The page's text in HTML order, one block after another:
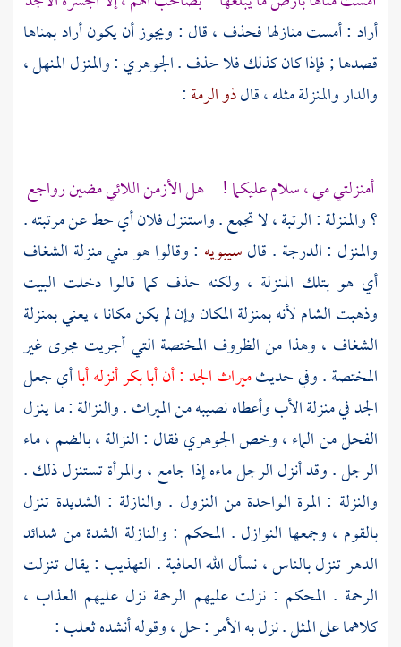
أراد : أمست منازلها فحذف ، قال : ويجوز أن يكون أراد بمناها
قصدها ; فإذا كان كذلك فلا حذف .الجوهري: والمنزل المنهل ،
والدار والمنزلة مثله ، قالذو الرمة:
أمنزلتيمي، سلام عليكما ! هل الأزمن اللائي مضين رواجع
؟ والمنزلة : الرتبة ، لا تجمع . واستنزل فلان أي حط عن مرتبته .
والمنزل : الدرجة . قالسيبويه : وقالوا هو مني منزلة الشغاف
أي هو بتلك المنزلة ، ولكنه حذف كما قالوا دخلت البيت
وذهبت الشام لأنه بمنزلة المكان وإن لم يكن مكانا ، يعني بمنزلة
الشغاف ، وهذا من الظروف المختصة التي أجريت مجرى غير
المختصة . وفي حديثميراث الجد : أنأبا بكرأنزله أباأي جعل
الجد في منزلة الأب وأعطاه نصيبه من الميراث . والنزالة : ما ينزل
الفحل من الماء ، وخصالجوهريفقال : النزالة ، بالضم ، ماء
الرجل . وقد أنزل الرجل ماءه إذا جامع ، والمرأة تستنزل ذلك .
والنزلة : المرة الواحدة من النزول . والنازلة : الشديدة تنزل
بالقوم ، وجمعها النوازل . المحكم : والنازلة الشدة من شدائد
الدهر تنزل بالناس ، نسأل الله العافية . التهذيب : يقال تنزلت
الرحمة . المحكم : نزلت عليهم الرحمة نزل عليهم العذاب ،
كلاهما على المثل . نزل به الأمر : حل ، وقوله أنشدهثعلب: